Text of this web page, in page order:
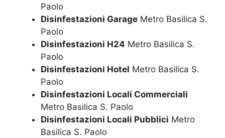
Paolo
Disinfestazioni Garage Metro Basilica S.
Paolo
Disinfestazioni H24 Metro Basilica S.
Paolo
Disinfestazioni Hotel Metro Basilica S.
Paolo
Disinfestazioni Locali Commerciali
Metro Basilica S. Paolo
Disinfestazioni Locali Pubblici Metro
Basilica S. Paolo